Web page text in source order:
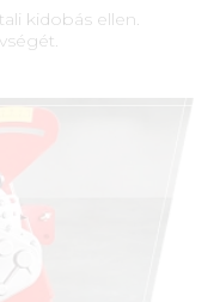
kidobás ellen.